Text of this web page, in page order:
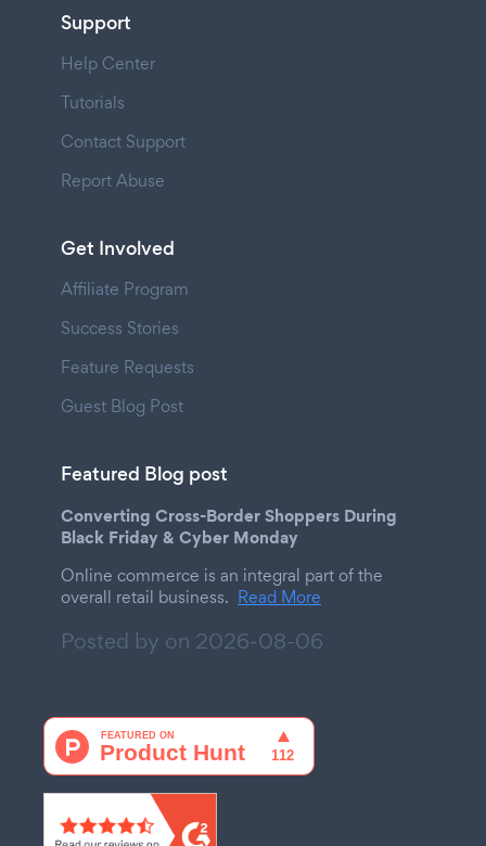
Support
Help Center
Tutorials
Contact Support
Report Abuse
Get Involved
Affiliate Program
Success Stories
Feature Requests
Guest Blog Post
Featured Blog post
Converting Cross-Border Shoppers During
Black Friday & Cyber Monday
Online commerce is an integral part of the
overall retail business. Read More
Posted by on 2026-08-06